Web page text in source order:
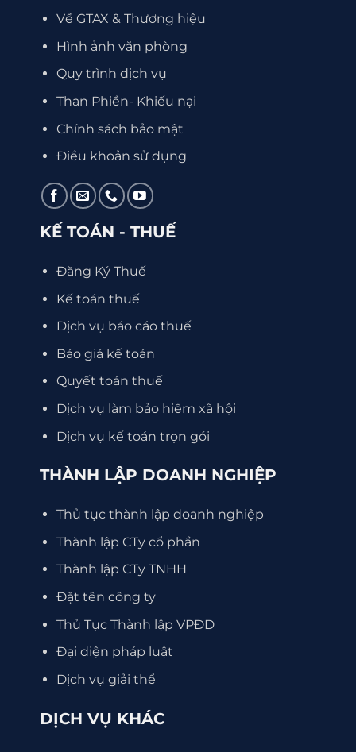
Về GTAX & Thương hiệu
Hình ảnh văn phòng
Quy trình dịch vụ
Than Phiền- Khiếu nại
Chính sách bảo mật
Điều khoản sử dụng
KẾ TOÁN - THUẾ
Đăng Ký Thuế
Kế toán thuế
Dịch vụ báo cáo thuế
Báo giá kế toán
Quyết toán thuế
Dịch vụ làm bảo hiểm xã hội
Dịch vụ kế toán trọn gói
THÀNH LẬP DOANH NGHIỆP
Thủ tục thành lập doanh nghiệp
Thành lập CTy cổ phần
Thành lập CTy TNHH
Đặt tên công ty
Thủ Tục Thành lập VPĐD
Đại diện pháp luật
Dịch vụ giải thể
DỊCH VỤ KHÁC